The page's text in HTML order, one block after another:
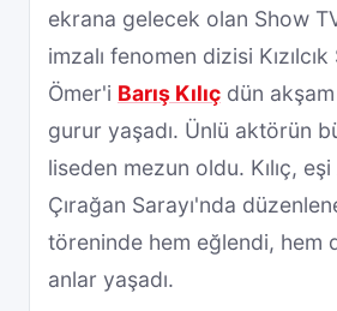
ekrana gelecek olan Show
imzalı fenomen dizisi
Ömer'i Barış Kılıç dün
gurur yaşadı. Ünlü aktörün
liseden mezun oldu. Kılıç, eşi
Çırağan Sarayı'nda
töreninde hem eğlendi, hem
anlar yaşadı.